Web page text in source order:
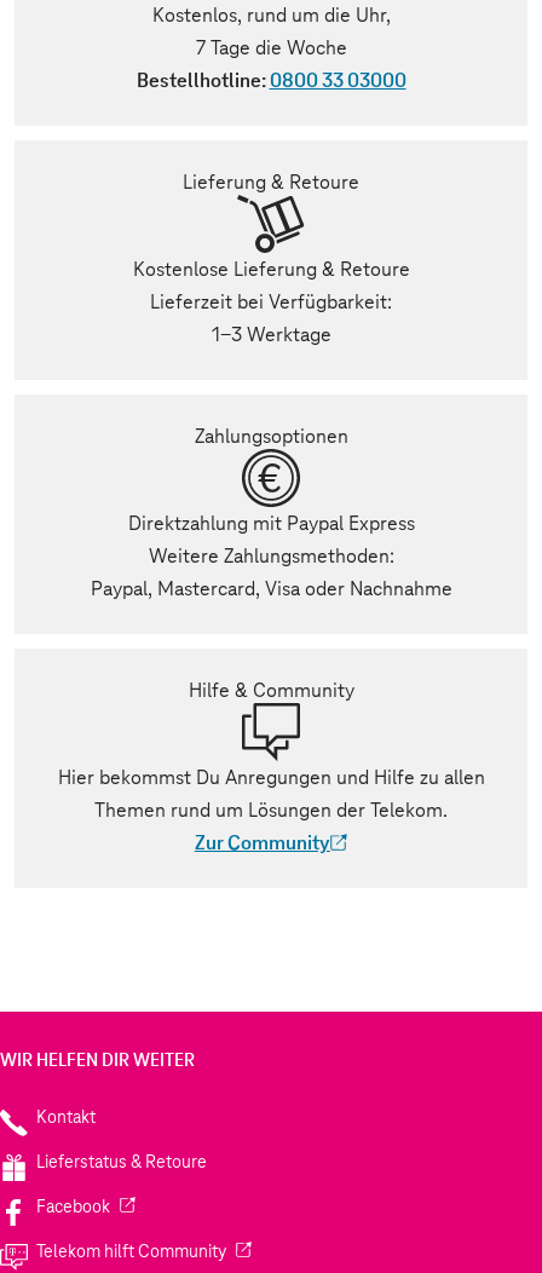
Kostenlos, rund um die Uhr,
7 Tage die Woche
Bestellhotline:0800 33 03000
Lieferung & Retoure
Kostenlose Lieferung & Retoure
Lieferzeit bei Verfügbarkeit:
1-3 Werktage
Zahlungsoptionen
Direktzahlung mit Paypal Express
Weitere Zahlungsmethoden:
Paypal, Mastercard, Visa oder Nachnahme
Hilfe & Community
Hier bekommst Du Anregungen und Hilfe zu allen
Themen rund um Lösungen der Telekom.
Zur Community
(Der Link wird in einem neuen Tab
WIR HELFEN DIR WEITER
Kontakt
Lieferstatus & Retoure
Facebook(Wird in einem neuen Tab geöffnet)
Telekom hilft Community(Wird in einem neuen Tab geöffnet)